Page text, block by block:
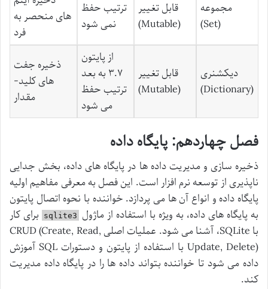
مجموعه
(Set)
قابل تغییر
(Mutable)
ترتیب حفظ
نمی شود
های منحصر به
فرد
دیکشنری
(Dictionary)
قابل تغییر
(Mutable)
از پایتون
۳.۷ به بعد
ترتیب حفظ
می شود
ذخیره جفت
های کلید-
مقدار
فصل چهاردهم: پایگاه داده
ذخیره سازی و مدیریت داده ها در پایگاه های داده، بخش جدایی
ناپذیری از توسعه نرم افزار است. این فصل به معرفی مفاهیم اولیه
پایگاه داده و انواع آن ها می پردازد. خواننده با نحوه اتصال پایتون
به پایگاه های داده، به ویژه با استفاده از ماژول
sqlite3
برای کار
با SQLite، آشنا می شود. عملیات اصلی CRUD (Create, Read,
Update, Delete) با استفاده از پایتون و دستورات SQL آموزش
داده می شود تا خواننده بتواند داده ها را در پایگاه داده مدیریت
کند.